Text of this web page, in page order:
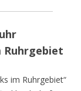
Ruhrgebiet
im Ruhrgebiet“